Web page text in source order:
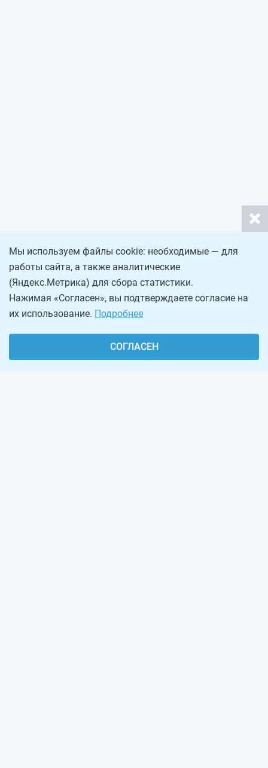
Мы используем файлы cookie: необходимые — для
работы сайта, а также аналитические
(Яндекс.Метрика) для сбора статистики.
Нажимая «Согласен», вы подтверждаете согласие на
их использование. Подробнее
СОГЛАСЕН